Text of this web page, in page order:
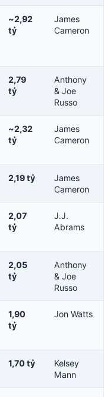
~2,92
tỷ
James
Cameron
2,79
tỷ
Anthony
& Joe
Russo
~2,32
tỷ
James
Cameron
2,19 tỷ
James
Cameron
2,07
tỷ
J.J.
Abrams
2,05
tỷ
Anthony
& Joe
Russo
1,90
tỷ
Jon Watts
1,70 tỷ
Kelsey
Mann